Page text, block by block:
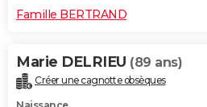
Famille BERTRAND
Marie DELRIEU (89 ans)
Créer une cagnotte obsèques